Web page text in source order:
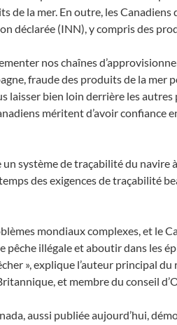
la mer. En outre, les
déclarée (INN), y compris des
nos chaînes
fraude des produits de la
laisser bien loin derrière les
méritent d’avoir
système de traçabilité du navire
des exigences de traçabilité
mondiaux complexes, et le
pêche illégale et aboutir dans les
», explique l’auteur principal
et membre du conseil
aussi publiée aujourd’hui,